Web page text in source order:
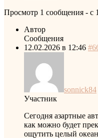
Просмотр 1 сообщения - с
Автор
Сообщения
12.02.2026 в 12:46
sonnick84
Участник
Сегодня азартные
как можно будет
ощутить целый